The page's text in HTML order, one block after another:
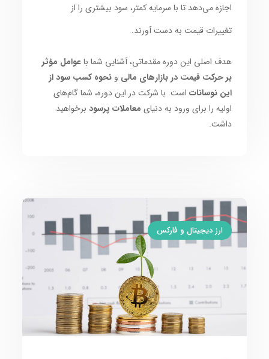
اجازه می‌دهد تا با سرمایه کمتر، سود بیشتری را از
تغییرات قیمت به دست آورند.
هدف اصلی این دوره مقدماتی، آشنایی شما باعوامل مؤثر
بر حرکت قیمت در بازارهای مالی ونحوه کسب سود از
این نوسانات است. با شرکت در این دوره، شما گام‌های
اولیه را برای ورود به دنیای معاملات پرسود برخواهید
داشت.
ارز دیجیتال و فارکس